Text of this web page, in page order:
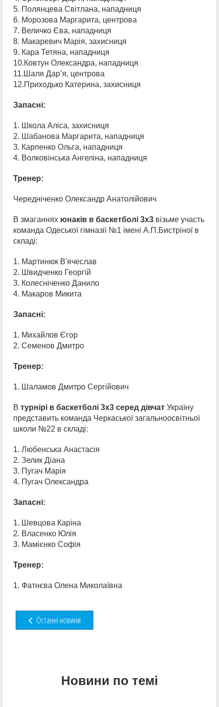
5. Полянцева Світлана, нападниця
6. Морозова Маргарита, центрова
7. Величко Єва, нападниця
8. Макаревич Марія, захисниця
9. Кара Тетяна, нападниця
10.Ковтун Олександра, нападниця
11.Шаля Дар’я, центрова
12.Приходько Катерина, захисниця
Запасні:
1. Школа Аліса, захисниця
2. Шабанова Маргарита, нападниця
3. Карпенко Ольга, нападниця
4. Волковінська Ангеліна, нападниця
Тренер:
Чередніченко Олександр Анатолійович
В змаганнях юнаків в баскетболі 3х3 візьме участь
команда Одеської гімназії №1 імені А.П.Бистріної в
складі:
1. Мартинюк В'ячеслав
2. Швидченко Георгій
3. Колесніченко Данило
4. Макаров Микита
Запасні:
1. Михайлов Єгор
2. Семенов Дмитро
Тренер:
1. Шаламов Дмитро Сергiйович
В турнірі в баскетболі 3х3 серед дівчат Україну
представить команда Черкаської загальноосвітньої
школи №22 в складі:
1. Любенська Анастасія
2. Зелик Діана
3. Пугач Марія
4. Пугач Олександра
Запасні:
1. Шевцова Каріна
2. Власенко Юлія
3. Мамієнко Софія
Тренер:
1. Фатнєва Олена Миколаївна
Останні новини
Новини по темі